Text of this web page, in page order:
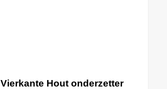
Vierkante Hout onderzetter